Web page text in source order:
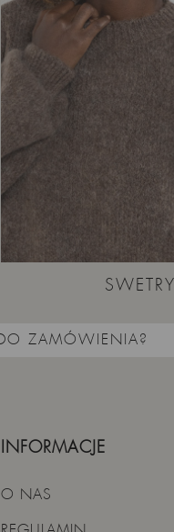
SWETRY
ZAMÓWIENIA?
INFORMACJE
O NAS